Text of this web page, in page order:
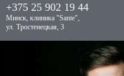
+375 25 902 19 44
Минск, клиника "Sante",
ул. Тростенецкая, 3